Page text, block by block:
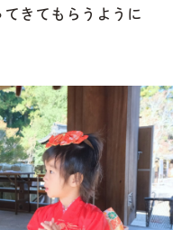
きてもらうように